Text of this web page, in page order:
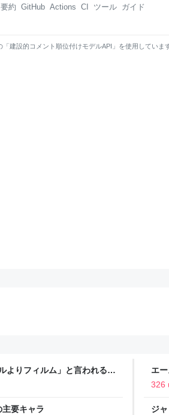
約 GitHub Actions CI ツール ガイド
建設的コメント順位付けモデルAPI」を使用していま
よりフィルム」と言われるの
エ
新聞
326
要キャラ
ジ